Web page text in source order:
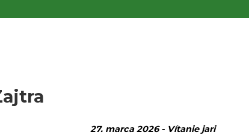
27. marca 2026 - Vítanie jari